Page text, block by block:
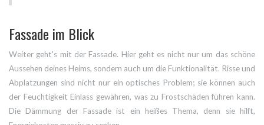
Fassade im Blick
Weiter geht's mit der Fassade. Hier geht es nicht nur um das schöne
Aussehen deines Heims, sondern auch um die Funktionalität. Risse und
Abplatzungen sind nicht nur ein optisches Problem; sie können auch
der Feuchtigkeit Einlass gewähren, was zu Frostschäden führen kann.
Die Dämmung der Fassade ist ein heißes Thema, denn sie hilft,